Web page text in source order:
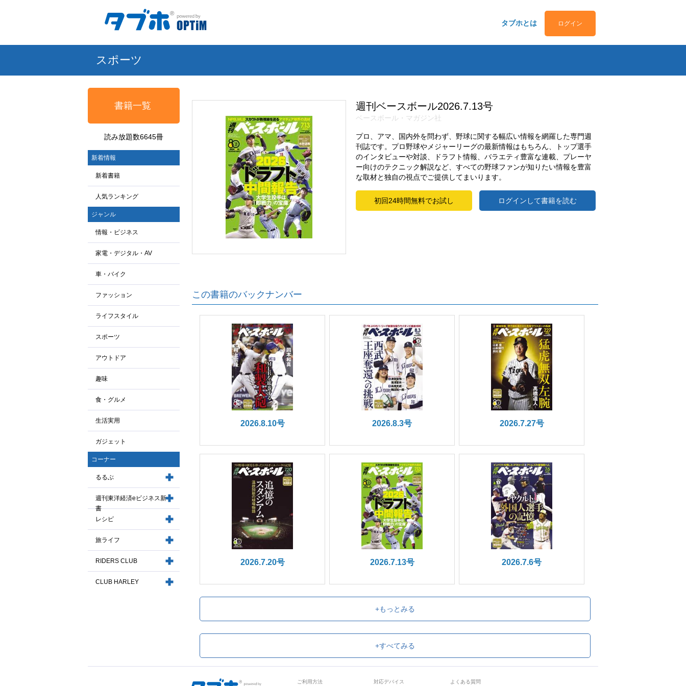
タブホとは ログイン
スポーツ
書籍一覧
読み放題数6645冊
新着情報
新着書籍
人気ランキング
ジャンル
情報・ビジネス
家電・デジタル・AV
車・バイク
ファッション
ライフスタイル
スポーツ
アウトドア
趣味
食・グルメ
生活実用
ガジェット
コーナー
るるぶ
週刊東洋経済eビジネス新
書
レシピ
旅ライフ
RIDERS CLUB
CLUB HARLEY
週刊ベースボール2026.7.13号
ベースボール・マガジン社
プロ、アマ、国内外を問わず、野球に関する幅広い情報を網羅した専門週
刊誌です。プロ野球やメジャーリーグの最新情報はもちろん、トップ選手
のインタビューや対談、ドラフト情報、バラエティ豊富な連載、プレーヤ
ー向けのテクニック解説など、すべての野球ファンが知りたい情報を豊富
な取材と独自の視点でご提供してまいります。
初回24時間無料でお試し ログインして書籍を読む
この書籍のバックナンバー
2026.8.10号 2026.8.3号 2026.7.27号
2026.7.20号 2026.7.13号 2026.7.6号
+もっとみる
+すべてみる
ご利用方法 対応デバイス よくある質問